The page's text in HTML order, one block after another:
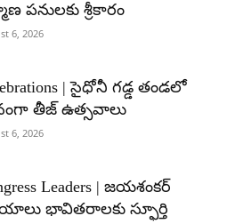
పనులకు శ్రీకారం
6, 2026
| సైధోనీ గడ్డ తండలో
తీజ్ ఉత్సవాలు
6, 2026
Leaders | జయశంకర్
భావితరాలకు స్ఫూర్తి